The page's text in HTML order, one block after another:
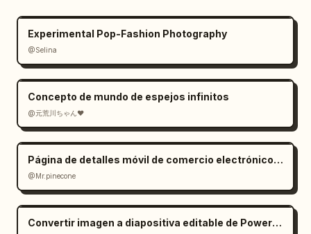
Experimental Pop-Fashion Photography
@Selina
Concepto de mundo de espejos infinitos
@元荒川ちゃん❤
Página de detalles móvil de comercio electrónico para silla de oficina ergonómica
@Mr.pinecone
Convertir imagen a diapositiva editable de PowerPoint: Prompt